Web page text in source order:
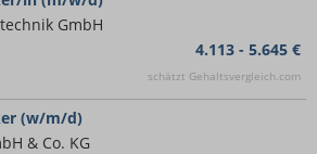
GmbH
4.113 - 5.645 €
schätzt Gehaltsvergleich.com
(w/m/d)
& Co. KG